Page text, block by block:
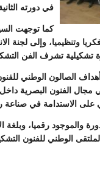
في دورته
كما توجهت
وتنظيميا، وإلى لجنة
تشكيلية تشرف الفن
الصالون الوطني
الفنون البصرية داخل
على الاستدامة في
والموجود رقميا،